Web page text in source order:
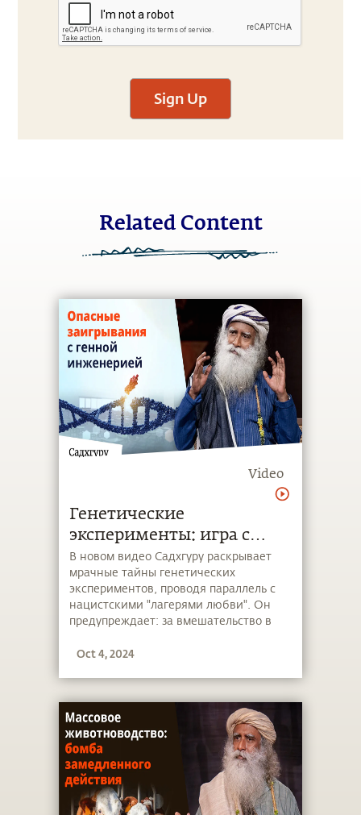
Sign Up
Related Content
Video
Генетические
эксперименты: игра с
природой или путь к
катастрофе?
В новом видео Садхгуру раскрывает
мрачные тайны генетических
экспериментов, проводя параллель с
нацистскими "лагерями любви". Он
предупреждает: за вмешательство в
заплатить высокую цену. Сможем ли
Oct 4, 2024